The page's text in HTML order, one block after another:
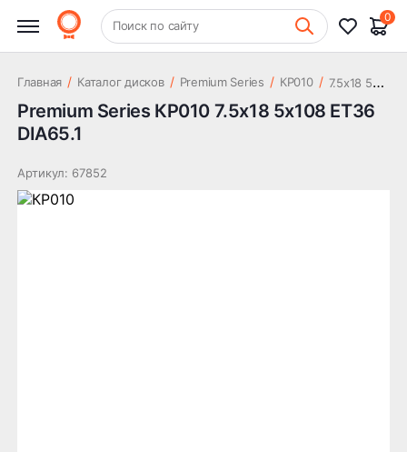
+7 (831) 261-35-35 Шиномонтаж
Поиск по сайту
0
5x108 ET36 DIA65.1
Главная / Каталог дисков / Premium Series / КР010 / 7
.5x18 5x108 ET36 DIA65.1
Premium Series КР010 7.5x18 5x108 ET36
DIA65.1
Артикул: 67852